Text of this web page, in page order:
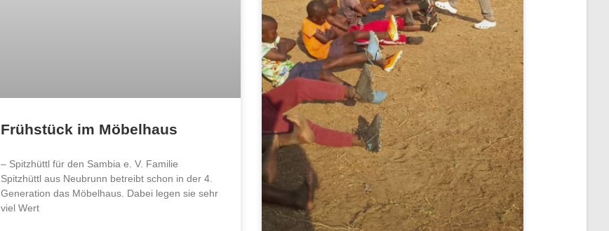
Frühstück im Möbelhaus
– Spitzhüttl für den Sambia e. V. Familie
Spitzhüttl aus Neubrunn betreibt schon in der 4.
Generation das Möbelhaus. Dabei legen sie sehr
viel Wert